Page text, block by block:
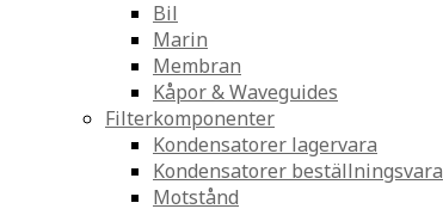
Bil
Marin
Membran
Kåpor & Waveguides
Filterkomponenter
Kondensatorer lagervara
Kondensatorer beställningsvara
Motstånd